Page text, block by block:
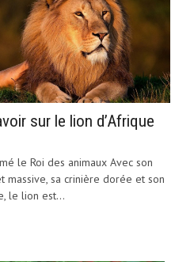
sur le lion d’Afrique
le Roi des animaux Avec son
massive, sa crinière dorée et son
le lion est...